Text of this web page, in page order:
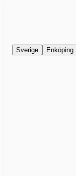
Sverige Enköping